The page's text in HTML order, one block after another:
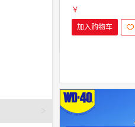
￥
加入购物车